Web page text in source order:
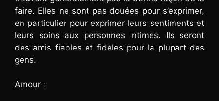
faire. Elles ne sont pas douées pour s’exprimer,
en particulier pour exprimer leurs sentiments et
leurs soins aux personnes intimes. Ils seront
des amis fiables et fidèles pour la plupart des
gens.
Amour :